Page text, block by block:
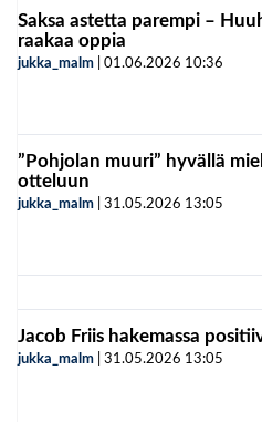
Saksa astetta parempi –
raakaa oppia
jukka_malm 01.06.2026 10:36
”Pohjolan muuri” hyvällä
otteluun
jukka_malm 31.05.2026 13:05
Jacob Friis hakemassa
jukka_malm 31.05.2026 13:05